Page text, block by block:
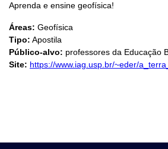
Aprenda e ensine geofísica!
Áreas: Geofísica
Tipo: Apostila
Público-alvo: professores da Educação
Site: https://www.iag.usp.br/~eder/